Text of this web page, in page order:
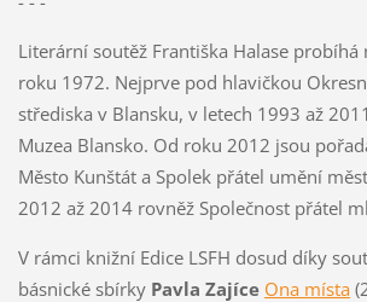
Literární soutěž Františka Halase probíhá
roku 1972. Nejprve pod hlavičkou
střediska v Blansku, v letech 1993 až
Muzea Blansko. Od roku 2012 jsou
Město Kunštát a Spolek přátel umění
2012 až 2014 rovněž Společnost přátel
V rámci knižní Edice LSFH dosud díky
básnické sbírky Pavla Zajíce Ona místa